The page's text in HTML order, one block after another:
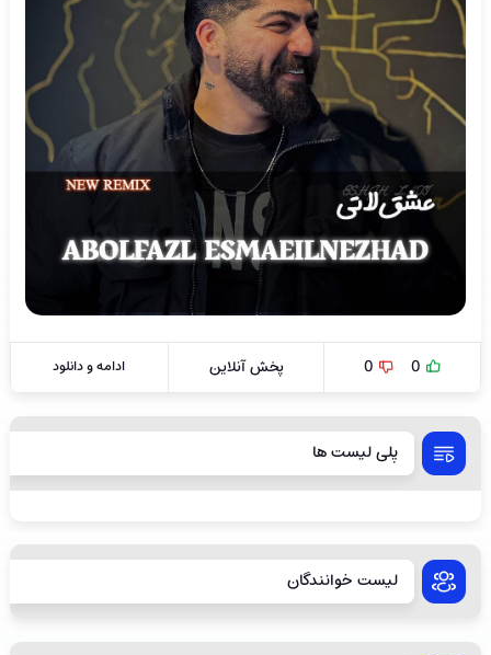
0
0 پخش آنلاین ادامه و دانلود
پلی لیست ها
لیست خوانندگان